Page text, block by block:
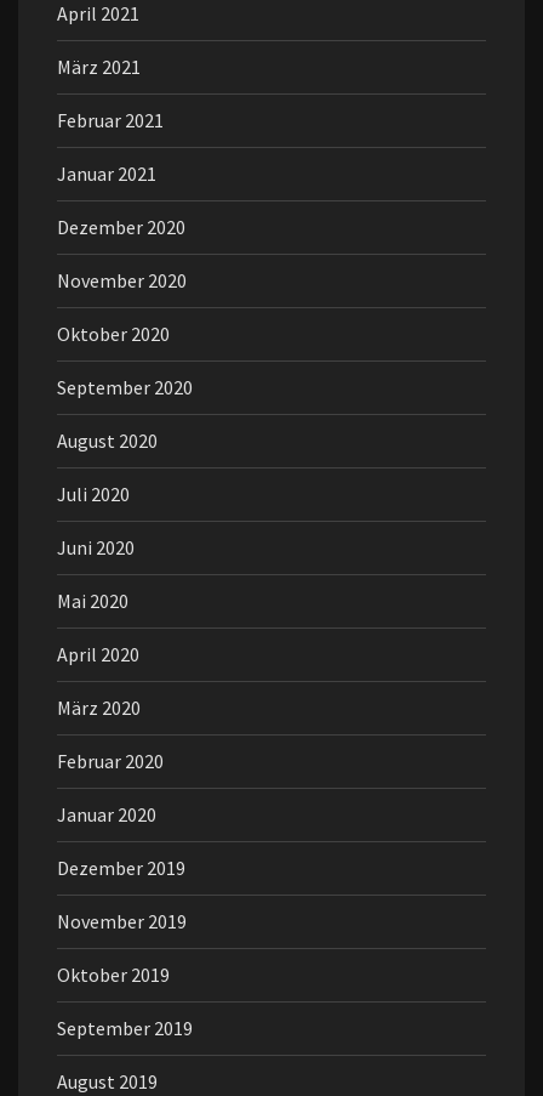
April 2021
März 2021
Februar 2021
Januar 2021
Dezember 2020
November 2020
Oktober 2020
September 2020
August 2020
Juli 2020
Juni 2020
Mai 2020
April 2020
März 2020
Februar 2020
Januar 2020
Dezember 2019
November 2019
Oktober 2019
September 2019
August 2019